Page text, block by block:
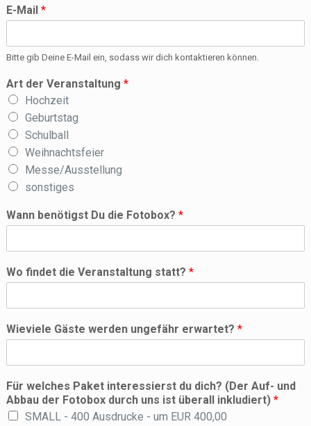
E-Mail *
Bitte gib Deine E-Mail ein, sodass wir dich kontaktieren können.
Art der Veranstaltung *
Hochzeit
Geburtstag
Schulball
Weihnachtsfeier
Messe/Ausstellung
sonstiges
Wann benötigst Du die Fotobox? *
Wo findet die Veranstaltung statt? *
Wieviele Gäste werden ungefähr erwartet? *
Für welches Paket interessierst du dich? (Der Auf- und
Abbau der Fotobox durch uns ist überall inkludiert) *
SMALL - 400 Ausdrucke - um EUR 400,00